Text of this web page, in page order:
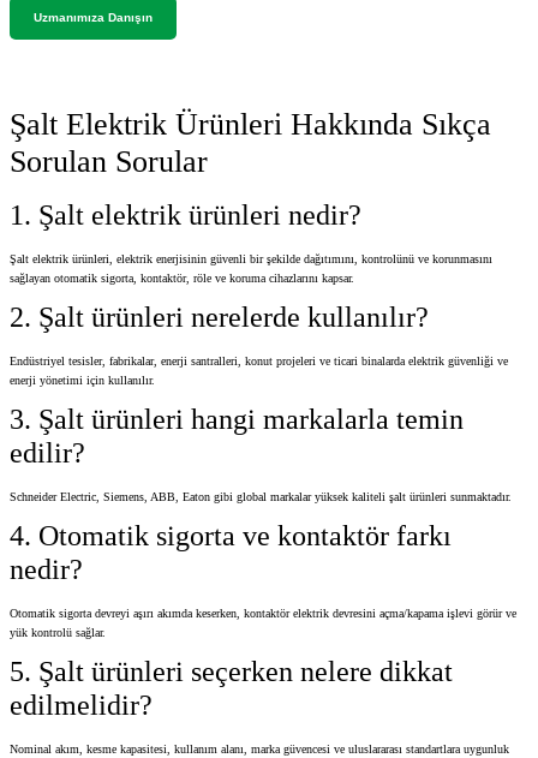
Uzmanımıza Danışın
Şalt Elektrik Ürünleri Hakkında Sıkça
Sorulan Sorular
1. Şalt elektrik ürünleri nedir?
Şalt elektrik ürünleri, elektrik enerjisinin güvenli bir şekilde dağıtımını, kontrolünü ve korunmasını
sağlayan otomatik sigorta, kontaktör, röle ve koruma cihazlarını kapsar.
2. Şalt ürünleri nerelerde kullanılır?
Endüstriyel tesisler, fabrikalar, enerji santralleri, konut projeleri ve ticari binalarda elektrik güvenliği ve
enerji yönetimi için kullanılır.
3. Şalt ürünleri hangi markalarla temin
edilir?
Schneider Electric, Siemens, ABB, Eaton gibi global markalar yüksek kaliteli şalt ürünleri sunmaktadır.
4. Otomatik sigorta ve kontaktör farkı
nedir?
Otomatik sigorta devreyi aşırı akımda keserken, kontaktör elektrik devresini açma/kapama işlevi görür ve
yük kontrolü sağlar.
5. Şalt ürünleri seçerken nelere dikkat
edilmelidir?
Nominal akım, kesme kapasitesi, kullanım alanı, marka güvencesi ve uluslararası standartlara uygunluk